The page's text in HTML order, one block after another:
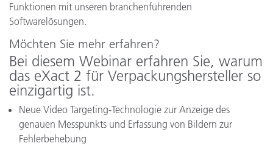
Funktionen mit unseren branchenführenden
Softwarelösungen.
Möchten Sie mehr erfahren?
Bei diesem Webinar erfahren Sie, warum
das eXact 2 für Verpackungshersteller so
einzigartig ist.
Neue Video Targeting-Technologie zur Anzeige des
genauen Messpunkts und Erfassung von Bildern zur
Fehlerbehebung